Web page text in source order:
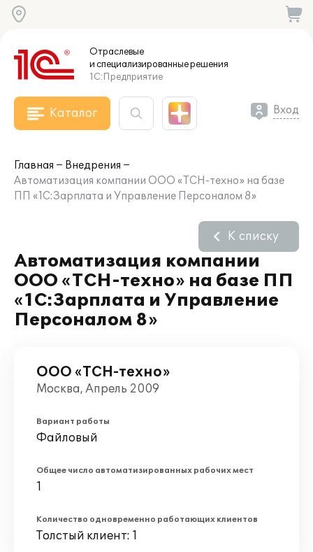
Отраслевые
и специализированныерешения
1С:Предприятие
Каталог Вход
Главная
Внедрения
Автоматизация компании ООО «ТСН-техно» на базе
ПП «1С:Зарплата и Управление Персоналом 8»
Автоматизация компании
ООО «ТСН-техно» на базе ПП
«1С:Зарплата и Управление
Персоналом 8»
К списку
ООО «ТСН-техно»
Москва, Апрель 2009
Вариант работы
Файловый
Общее число автоматизированных рабочих мест
1
Количество одновременно работающих клиентов
Толстый клиент: 1